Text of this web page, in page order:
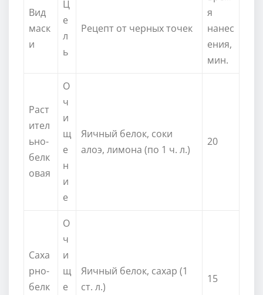
Вид
маск
и
Ц
е
л
ь
Рецепт от черных точек
я
нанес
ения,
мин.
Раст
ител
ьно-
белк
овая
О
ч
и
щ
е
н
и
е
Яичный белок, соки
алоэ, лимона (по 1 ч. л.)
20
Саха
рно-
белк
О
ч
и
щ
е
Яичный белок, сахар (1
ст. л.)
15